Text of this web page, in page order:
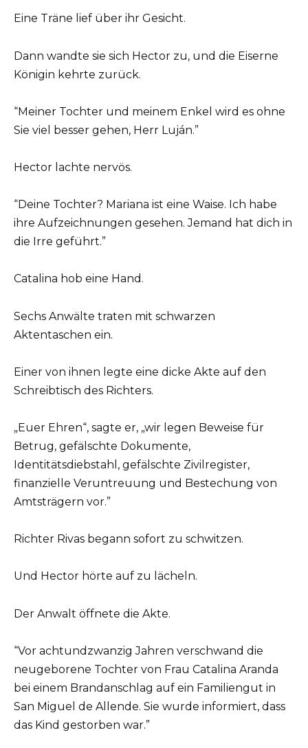
Eine Träne lief über ihr Gesicht.
Dann wandte sie sich Hector zu, und die Eiserne
Königin kehrte zurück.
“Meiner Tochter und meinem Enkel wird es ohne
Sie viel besser gehen, Herr Luján.”
Hector lachte nervös.
“Deine Tochter? Mariana ist eine Waise. Ich habe
ihre Aufzeichnungen gesehen. Jemand hat dich in
die Irre geführt.”
Catalina hob eine Hand.
Sechs Anwälte traten mit schwarzen
Aktentaschen ein.
Einer von ihnen legte eine dicke Akte auf den
Schreibtisch des Richters.
„Euer Ehren“, sagte er, „wir legen Beweise für
Betrug, gefälschte Dokumente,
Identitätsdiebstahl, gefälschte Zivilregister,
finanzielle Veruntreuung und Bestechung von
Amtsträgern vor.”
Richter Rivas begann sofort zu schwitzen.
Und Hector hörte auf zu lächeln.
Der Anwalt öffnete die Akte.
“Vor achtundzwanzig Jahren verschwand die
neugeborene Tochter von Frau Catalina Aranda
bei einem Brandanschlag auf ein Familiengut in
San Miguel de Allende. Sie wurde informiert, dass
das Kind gestorben war.”